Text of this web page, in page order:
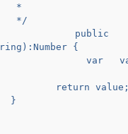
		 *
		 */
{
=
			return value;
		}